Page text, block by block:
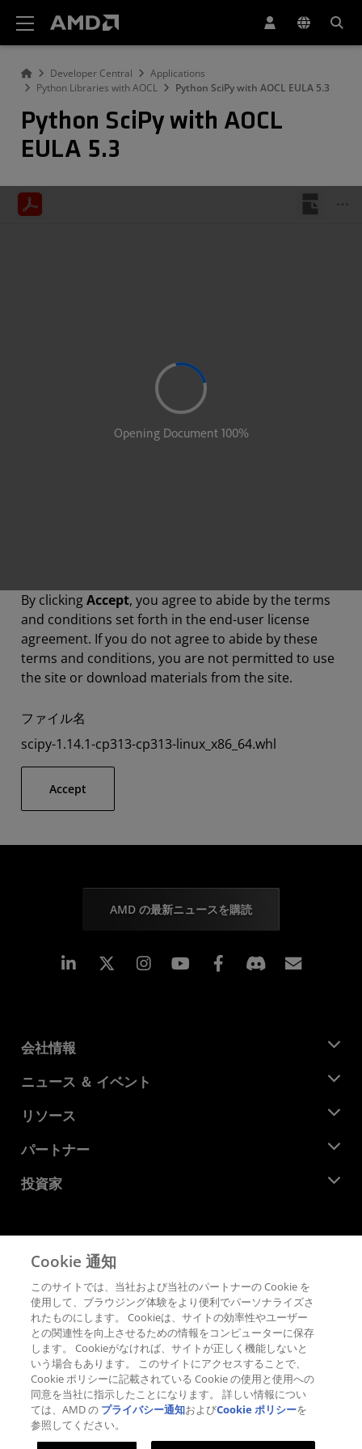
Developer Central
Applications
Python Libraries with AOCL
Python SciPy with AOCL EULA 5.3
Python SciPy with AOCL
EULA 5.3
By clickingAccept, you agree to abide by the terms
and conditions set forth in the end-user license
agreement. If you do not agree to abide by these
terms and conditions, you are not permitted to use
the site or download materials from the site.
ファイル名
scipy-1.14.1-cp313-cp313-linux_x86_64.whl
Accept
AMD の最新ニュースを購読
Linkedin Instagram Facebook
会社情報
AMD について
企業責任
キャリア
お問い合わせ
ニュース ＆ イベント
ニュースルーム
メディア ライブラリ
リソース
デベロッパー セントラル
ケース スタディ
パートナー
AMD パートナー ハブ
投資家
財務情報
取締役会
SEC 提出書類
プライバシー
商標
サプライ チェーンの透明性
公正でオープンな競争
英国税務戦略
Cookie ポリシー
Cookie の設定
Cookie 通知
このサイトでは、当社および当社のパートナーの Cookie を
使用して、ブラウジング体験をより便利でパーソナライズさ
れたものにします。 Cookieは、サイトの効率性やユーザー
との関連性を向上させるための情報をコンピューターに保存
します。 Cookieがなければ、サイトが正しく機能しないと
いう場合もあります。 このサイトにアクセスすることで、
Cookie ポリシーに記載されている Cookie の使用と使用への
同意を当社に指示したことになります。 詳しい情報につい
ては、AMD の プライバシー通知およびCookie ポリシーを
参照してください。